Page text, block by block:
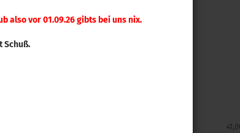
also vor 01.09.26 gibts bei uns nix.
Schuß.